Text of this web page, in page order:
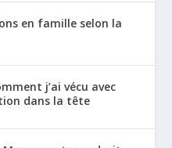
en famille selon la
j’ai vécu avec
dans la tête